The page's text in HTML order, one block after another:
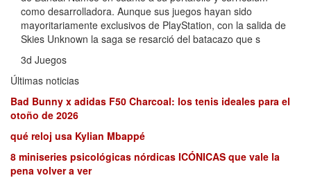
como desarrolladora. Aunque sus juegos hayan sido
mayoritariamente exclusivos de PlayStation, con la salida de
Skies Unknown la saga se resarció del batacazo que s
3d Juegos
Últimas noticias
Bad Bunny x adidas F50 Charcoal: los tenis ideales para el
otoño de 2026
qué reloj usa Kylian Mbappé
8 miniseries psicológicas nórdicas ICÓNICAS que vale la
pena volver a ver